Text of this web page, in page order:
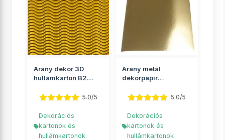
Arany dekor 3D
hullámkarton B2
5.0/5
Dekorációs
kartonok és
hullámkartonok
Arany metál
dekorpapír
50x70cm
5.0/5
Dekorációs
kartonok és
hullámkartonok